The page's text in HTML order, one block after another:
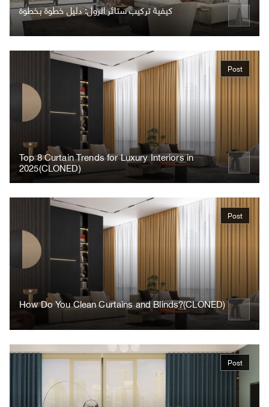
كيفية تركيب ستائر الرول: دليل خطوة بخطوة
Post
Top 8 Curtain Trends for Luxury Interiors in
2025(CLONED)
Post
How Do You Clean Curtains and Blinds?(CLONED)
Post